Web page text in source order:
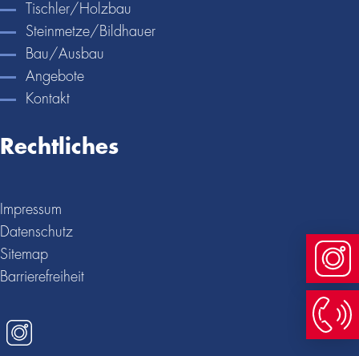
Tischler/Holzbau
Stein­metze/Bildhauer
Bau/Ausbau
Angebote
Kontakt
Recht­li­ches
Impressum
Daten­schutz
Sitemap
Bar­rie­re­frei­heit
Instagram